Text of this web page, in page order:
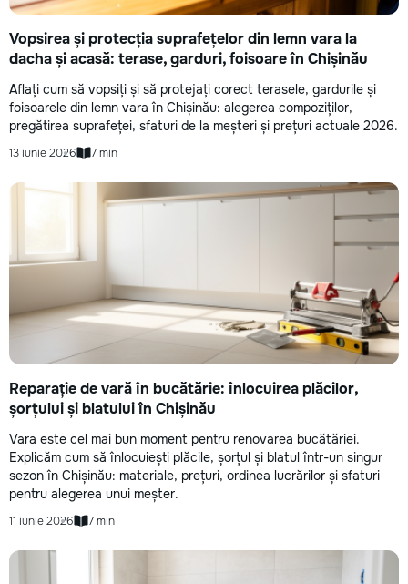
Vopsirea și protecția suprafețelor din lemn vara la
dacha și acasă: terase, garduri, foisoare în Chișinău
Aflați cum să vopsiți și să protejați corect terasele, gardurile și
foisoarele din lemn vara în Chișinău: alegerea compoziților,
pregătirea suprafeței, sfaturi de la meșteri și prețuri actuale 2026.
13 iunie 2026 7 min
Reparație de vară în bucătărie: înlocuirea plăcilor,
șorțului și blatului în Chișinău
Vara este cel mai bun moment pentru renovarea bucătăriei.
Explicăm cum să înlocuiești plăcile, șorțul și blatul într-un singur
sezon în Chișinău: materiale, prețuri, ordinea lucrărilor și sfaturi
pentru alegerea unui meșter.
11 iunie 2026 7 min